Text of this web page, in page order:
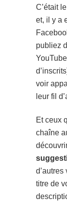
C’était
et, il y a
publiez
voir
leur fil
Et ceux
chaîne
titre de